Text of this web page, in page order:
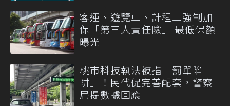
客運、遊覽車、計程車強制加
保「第三人責任險」 最低保額
曝光
桃市科技執法被指「罰單陷
阱」！民代促完善配套，警察
局提數據回應